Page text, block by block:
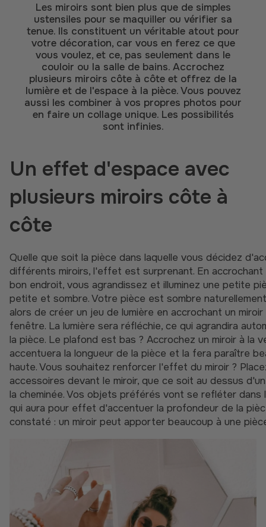
Les miroirs sont bien plus que de simples
ustensiles pour se maquiller ou vérifier sa
tenue. Ils constituent un véritable atout pour
votre décoration, car vous en ferez ce que
vous voulez, et ce, pas seulement dans le
couloir ou la salle de bains. Accrochez
plusieurs miroirs côte à côte et offrez de la
lumière et de l'espace à la pièce. Vous pouvez
aussi les combiner à vos propres photos pour
en faire un collage unique. Les possibilités
sont infinies.
Un effet d'espace avec
plusieurs miroirs côte à
côte
Quelle que soit la pièce dans laquelle vous décidez d'accrocher
différents miroirs, l'effet est surprenant. En accrochant
bon endroit, vous agrandissez et illuminez une petite
petite et sombre. Votre pièce est sombre
alors de créer un jeu de lumière en accrochant un
fenêtre. La lumière sera réfléchie, ce qui agrandira
la pièce. Le plafond est bas ? Accrochez un miroir à la
accentuera la longueur de la pièce et la fera paraître
haute. Vous souhaitez renforcer l'effet du miroir ?
accessoires devant le miroir, que ce soit au dessus
la cheminée. Vos objets préférés vont se refléter dans
qui aura pour effet d'accentuer la profondeur de la
constaté : un miroir peut apporter beaucoup à une